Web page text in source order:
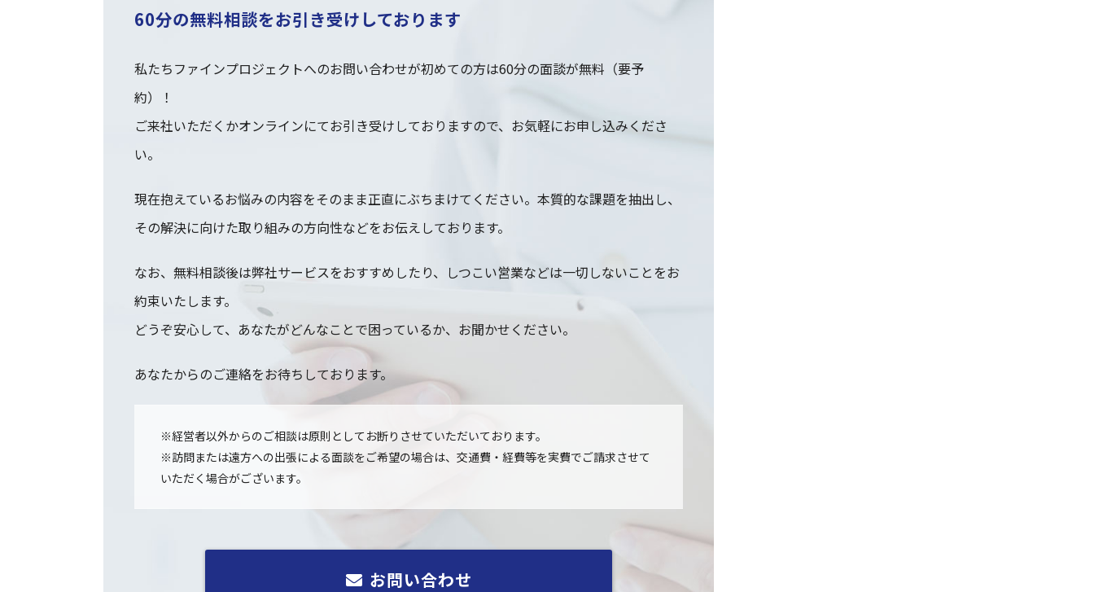
60分の無料相談をお引き受けしております
私たちファインプロジェクトへのお問い合わせが初めての方は60分の面談が無料（要予
約）！
ご来社いただくかオンラインにてお引き受けしておりますので、お気軽にお申し込みくださ
い。
現在抱えているお悩みの内容をそのまま正直にぶちまけてください。本質的な課題を抽出し、
その解決に向けた取り組みの方向性などをお伝えしております。
なお、無料相談後は弊社サービスをおすすめしたり、しつこい営業などは一切しないことをお
約束いたします。
どうぞ安心して、あなたがどんなことで困っているか、お聞かせください。
あなたからのご連絡をお待ちしております。
※経営者以外からのご相談は原則としてお断りさせていただいております。
※訪問または遠方への出張による面談をご希望の場合は、交通費・経費等を実費でご請求させて
いただく場合がございます。
お問い合わせ